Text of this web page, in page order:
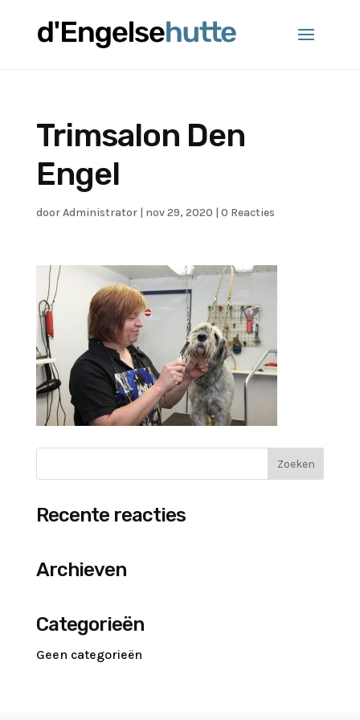
Trimsalon Den
Engel
doorAdministrator| nov 29, 2020 | 0 Reacties
Recente reacties
Archieven
Categorieën
Geen categorieën